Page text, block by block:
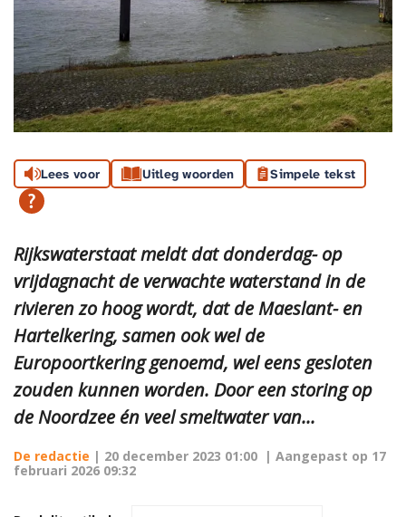
Lees voor Uitleg woorden Simpele tekst
Rijkswaterstaat meldt dat donderdag- op
vrijdagnacht de verwachte waterstand in de
rivieren zo hoog wordt, dat de Maeslant- en
Hartelkering, samen ook wel de
Europoortkering genoemd, wel eens gesloten
zouden kunnen worden. Door een storing op
de Noordzee én veel smeltwater van...
De redactie | 20 december 2023 01:00 | Aangepast op 17
februari 2026 09:32